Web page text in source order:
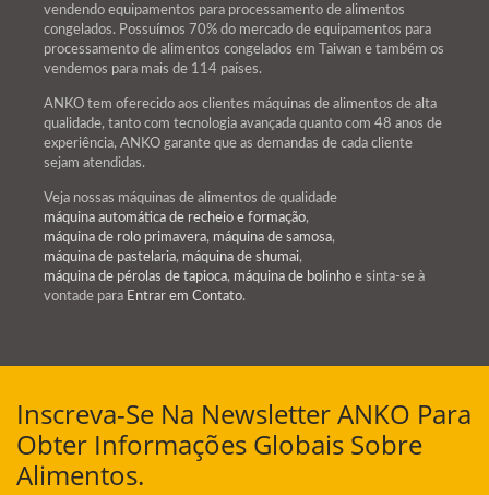
vendendo equipamentos para processamento de alimentos
congelados. Possuímos 70% do mercado de equipamentos para
processamento de alimentos congelados em Taiwan e também os
vendemos para mais de 114 países.
ANKO tem oferecido aos clientes máquinas de alimentos de alta
qualidade, tanto com tecnologia avançada quanto com 48 anos de
experiência, ANKO garante que as demandas de cada cliente
sejam atendidas.
Veja nossas máquinas de alimentos de qualidade
máquina automática de recheio e formação,
máquina de rolo primavera, máquina de samosa,
máquina de pastelaria, máquina de shumai,
máquina de pérolas de tapioca, máquina de bolinho e sinta-se à
vontade para Entrar em Contato.
Inscreva-Se Na Newsletter ANKO Para
Obter Informações Globais Sobre
Alimentos.